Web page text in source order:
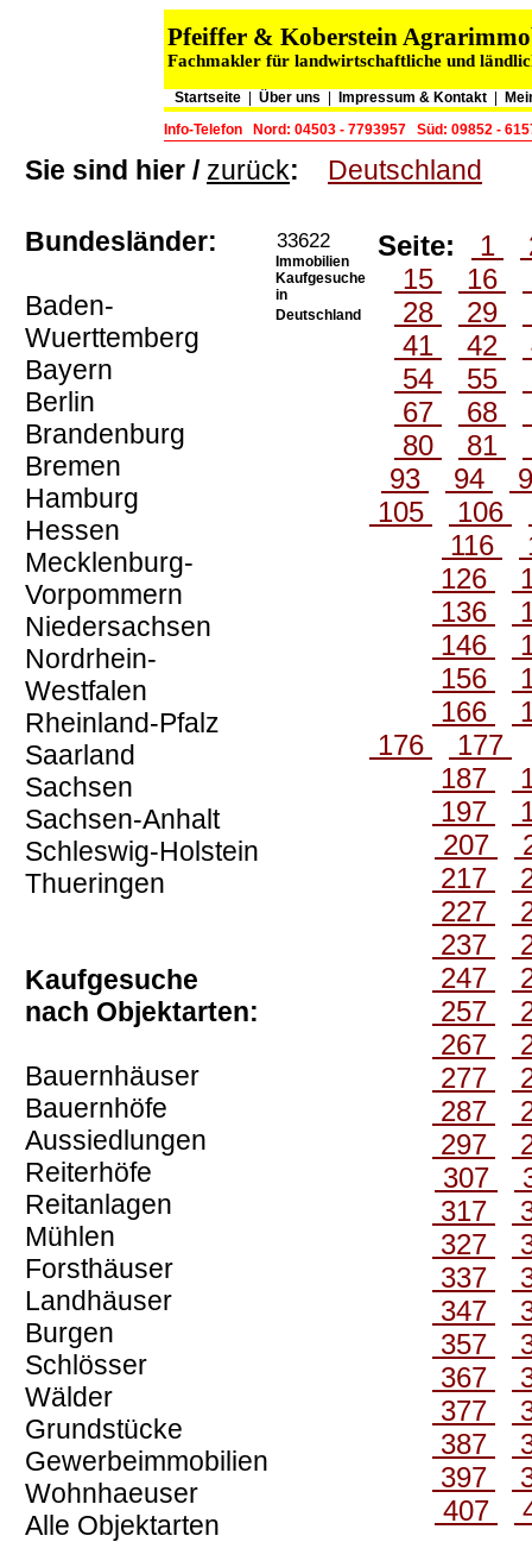
Pfeiffer & Koberstein
Fachmakler für landwirtschaftliche und
Startseite Über uns Impressum & Kontakt
Info-Telefon
Nord: 04503 - 7793957 Süd: 09852 -
Sie sind hier / zurück: Deutschland
Bundesländer:
Baden-
Wuerttemberg
Bayern
Berlin
Brandenburg
Bremen
Hamburg
Hessen
Mecklenburg-
Vorpommern
Niedersachsen
Nordrhein-
Westfalen
Rheinland-Pfalz
Saarland
Sachsen
Sachsen-Anhalt
Schleswig-Holstein
Thueringen
Kaufgesuche
nach Objektarten:
Bauernhäuser
Bauernhöfe
Aussiedlungen
Reiterhöfe
Reitanlagen
Mühlen
Forsthäuser
Landhäuser
Burgen
Schlösser
Wälder
Grundstücke
Gewerbeimmobilien
Wohnhaeuser
Alle Objektarten
33622
Immobilien
Kaufgesuche
in
Deutschland
Seite: 1
15
16
28
29
41
42
54
55
67
68
80
81
93
94
105
106
116
126
136
146
156
166
176
177
187
197
207
217
227
237
247
257
267
277
287
297
307
317
327
337
347
357
367
377
387
397
407